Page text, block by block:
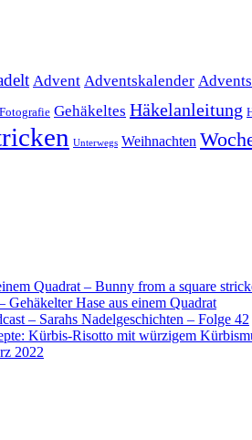
Advent Adventskalender
Fotografie Gehäkeltes Häkelanleitung
Unterwegs Weihnachten
Quadrat – Bunny from a square
Gehäkelter Hase aus einem Quadrat
– Sarahs Nadelgeschichten – Folge 42
Kürbis-Risotto mit würzigem
2022